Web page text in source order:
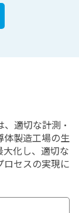
適切な計測・
体製造工場の生
化し、適切な
セスの実現に